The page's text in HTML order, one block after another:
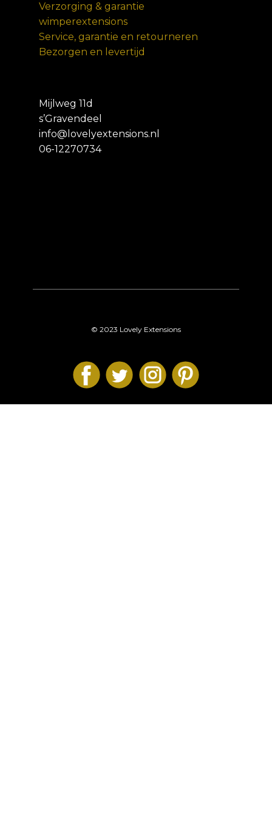
Verzorging & garantie
wimperextensions
Service, garantie en retourneren
Bezorgen en levertijd
Mijlweg 11d
s’Gravendeel
info@lovelyextensions.nl
06-12270734
© 2023 Lovely Extensions